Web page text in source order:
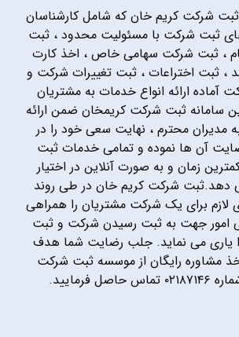
شرکت کریم خان که شامل کارشناسان
ثبت شرکت با مسئولیت محدود ، ثبت
، ثبت شرکت سهامی خاص ، اخذ کارت
، ثبت اختراعات ، ثبت تغییرات شرکت و
آماده ارائه انواع خدمات به مشتریان
سامانه ثبت شرکت کریمخان ضمن ارائه
مدیران محترم ، نهایت سعی خود را در
آن ها نموده و تمامی خدمات ثبت
زمان و به صورت آنلاین در اختیار
دهد.ثبت شرکت کریم خان در طی روند
لازم برای یک شرکت مشتریان را همراهی
امور جهت به ثبت رسیدن شرکت و ثبت
یاری می نماید. جلب رضایت شما هدف
مشاوره رایگان از موسسه ثبت شرکت
فرمایید.